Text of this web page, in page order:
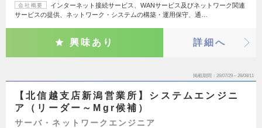
会社概要
インターネット接続サービス、WANサービス及びネットワーク関連
サービスの提供、ネットワーク・システムの構築・運用保守、通…
興味あり 詳細へ
掲載期間 26/07/29～26/08/11
【北信越支店新潟営業所】システムエンジニ
ア（リーダー～Mgr候補）
サーバ・ネットワークエンジニア